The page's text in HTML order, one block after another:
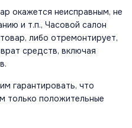
окажется неисправным, не
и т.п., Часовой салон
либо отремонтирует,
средств, включая
гарантировать, что
только положительные